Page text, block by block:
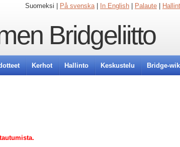
Suomeksi | På svenska| In English Palaute
Bridgeliitto
Kerhot Hallinto Keskustelu Bridge-